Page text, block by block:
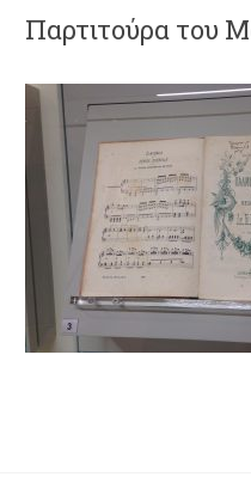
Παρτιτούρα του